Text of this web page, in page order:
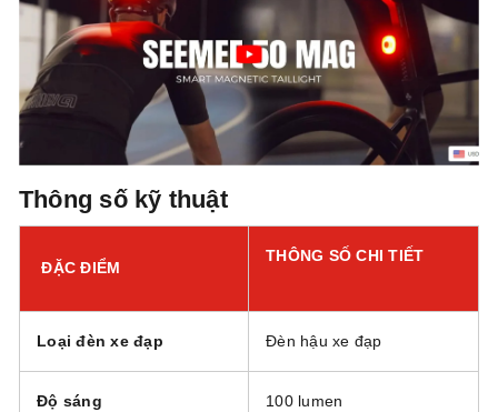
Thông số kỹ thuật
ĐẶC ĐIỂM
THÔNG SỐ CHI TIẾT
Loại đèn xe đạp Đèn hậu xe đạp
Độ sáng 100 lumen